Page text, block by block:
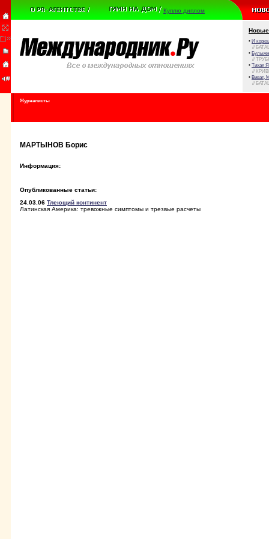
Куплю диплом
Новые
• И
//
•
//
• Тихая
//
• Виват,
//
Журналисты
МАРТЫНОВ Борис
Информация:
Опубликованные статьи:
24.03.06 Тлеющий континент
Латинская Америка: тревожные симптомы и трезвые расчеты